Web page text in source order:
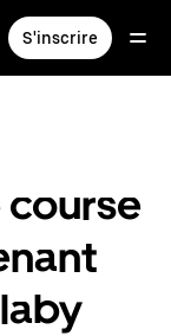
S'inscrire
course